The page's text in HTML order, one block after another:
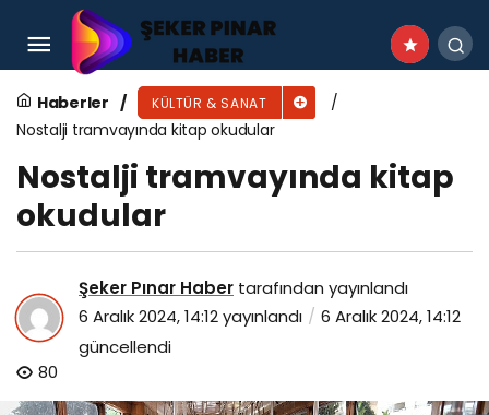
Haberler KÜLTÜR & SANAT
Nostalji tramvayında kitap okudular
Nostalji tramvayında kitap
okudular
Şeker Pınar Haber tarafından yayınlandı
6 Aralık 2024, 14:12yayınlandı
6 Aralık 2024, 14:12
güncellendi
80
Bayrampaşalı öğrenciler, ‘can dostlarımız’ için
resim yaptı